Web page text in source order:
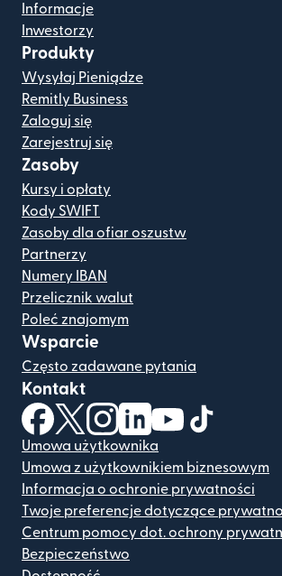
Informacje
Inwestorzy
Produkty
Wysyłaj Pieniądze
Remitly Business
Zaloguj się
Zarejestruj się
Zasoby
Kursy i opłaty
Kody SWIFT
Zasoby dla ofiar oszustw
Partnerzy
Numery IBAN
Przelicznik walut
Poleć znajomym
Wsparcie
Często zadawane pytania
Kontakt
(otwiera się w nowym oknie)
(otwiera się w nowym oknie)
(otwiera się w nowym
(otwiera się w
(otwiera się w
Umowa użytkownika
Umowa z użytkownikiem biznesowym
Informacja o ochronie prywatności
Twoje preferencje dotyczące
Centrum pomocy dot. ochrony
Bezpieczeństwo